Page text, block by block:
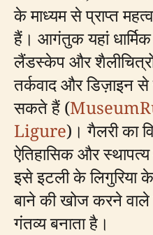
के माध्यम से प्राप्त
हैं। आगंतुक यहां
लैंडस्केप और
तर्कवाद और डिज़ाइन
सकते हैं (
Ligure)। गैलरी का
ऐतिहासिक और
इसे इटली के लिगुरिया
बाने की खोज करने वाले
गंतव्य बनाता है।